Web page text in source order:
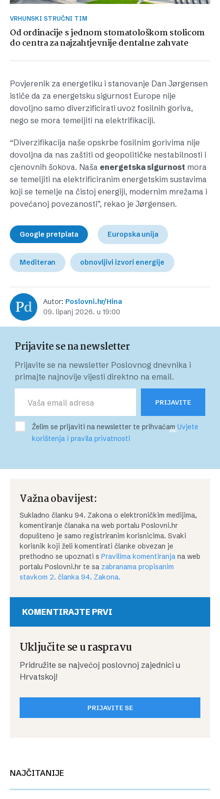
VRHUNSKI STRUČNI TIM
Od ordinacije s jednom stomatološkom stolicom
do centra za najzahtjevnije dentalne zahvate
Povjerenik za energetiku i stanovanje Dan Jørgensen
ističe da za energetsku sigurnost Europe nije
dovoljno samo diverzificirati uvoz fosilnih goriva,
nego se mora temeljiti na elektrifikaciji.
“Diverzifikacija naše opskrbe fosilnim gorivima nije
dovoljna da nas zaštiti od geopolitičke nestabilnosti i
cjenovnih šokova. Naša energetska sigurnost mora
se temeljiti na elektrificiranim energetskim sustavima
koji se temelje na čistoj energiji, modernim mrežama i
povećanoj povezanosti”, rekao je Jørgensen.
Google pretplata Europska unija
Mediteran obnovljivi izvori energije
Autor: Poslovni.hr/Hina
09. lipanj 2026. u 19:00
Prijavite se na newsletter
Prijavite se na newsletter Poslovnog dnevnika i
primajte najnovije vijesti direktno na email.
PRIJAVITE
SE
Želim se prijaviti na newsletter te prihvaćamUvjete
korištenja i pravila privatnosti
Važna obavijest:
Sukladno članku 94. Zakona o elektroničkim medijima,
komentiranje članaka na web portalu Poslovni.hr
dopušteno je samo registriranim korisnicima. Svaki
korisnik koji želi komentirati članke obvezan je
prethodno se upoznati s Pravilima komentiranja na web
portalu Poslovni.hr te sa zabranama propisanim
stavkom 2. članka 94. Zakona.
KOMENTIRAJTE PRVI
Uključite se u raspravu
Pridružite se najvećoj poslovnoj zajednici u
Hrvatskoj!
PRIJAVITE SE
NAJČITANIJE